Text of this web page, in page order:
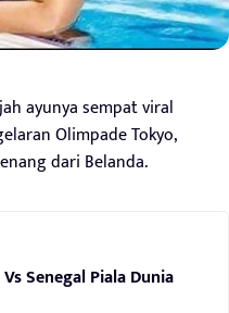
ayunya sempat viral
Olimpade Tokyo,
dari Belanda.
Senegal Piala Dunia